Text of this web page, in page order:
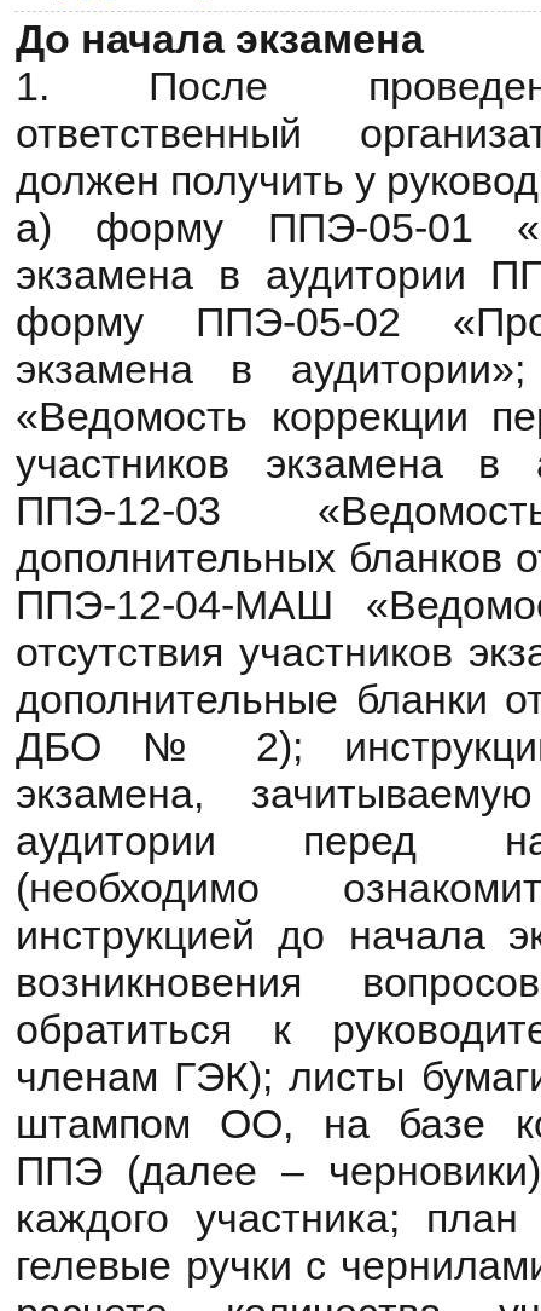
До начала экзамена
1. После
ответственный
должен получить у
а) форму ППЭ-05-01
экзамена в аудитории
форму ППЭ-05-02
экзамена в
«Ведомость коррекции
участников экзамена в
ППЭ-12-03
дополнительных бланков
ППЭ-12-04-МАШ
отсутствия участников
дополнительные бланки
ДБО № 2);
экзамена,
аудитории перед
(необходимо
инструкцией до начала
возникновения
обратиться к
членам ГЭК); листы
штампом ОО, на базе
ППЭ (далее –
каждого участника;
гелевые ручки с